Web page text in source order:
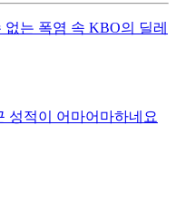
는 폭염 속 KBO의 딜레
성적이 어마어마하네요